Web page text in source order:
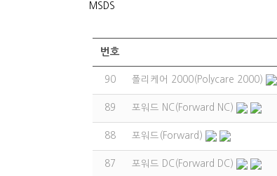
MSDS
번호
90 폴리케어 2000(Polycare 2000)
89 포워드 NC(Forward NC)
88 포워드(Forward)
87 포워드 DC(Forward DC)